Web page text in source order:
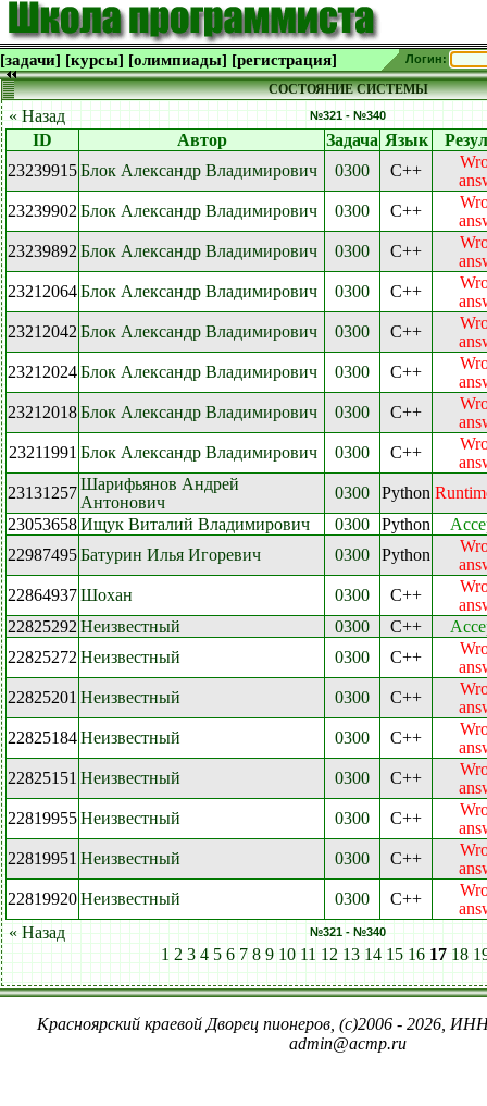
[задачи] [курсы] [олимпиады] [регистрация] Логин:
СОСТОЯНИЕ СИСТЕМЫ
« Назад №321 - №340
ID Автор Задача Язык
23239915Блок Александр Владимирович 0300 C++
23239902 Блок Александр Владимирович 0300 C++
23239892 Блок Александр Владимирович 0300 C++
23212064Блок Александр Владимирович 0300 C++
23212042 Блок Александр Владимирович 0300 C++
23212024Блок Александр Владимирович 0300 C++
23212018Блок Александр Владимирович 0300 C++
23211991 Блок Александр Владимирович 0300 C++
23131257Шарифьянов Андрей
Антонович
0300 Python
23053658Ищук Виталий Владимирович 0300 Python
22987495Батурин Илья Игоревич 0300 Python
22864937Шохан 0300 C++
22825292 Неизвестный 0300 C++
22825272 Неизвестный 0300 C++
22825201 Неизвестный 0300 C++
22825184Неизвестный 0300 C++
22825151 Неизвестный 0300 C++
22819955Неизвестный 0300 C++
22819951 Неизвестный 0300 C++
22819920Неизвестный 0300 C++
« Назад
№321 - №340
1 2 3 4 5 6 7 8 9 10 11 12 13 14 15 16 17 18
Красноярский краевой Дворец пионеров, (c)2006 - 2026,
admin@acmp.ru